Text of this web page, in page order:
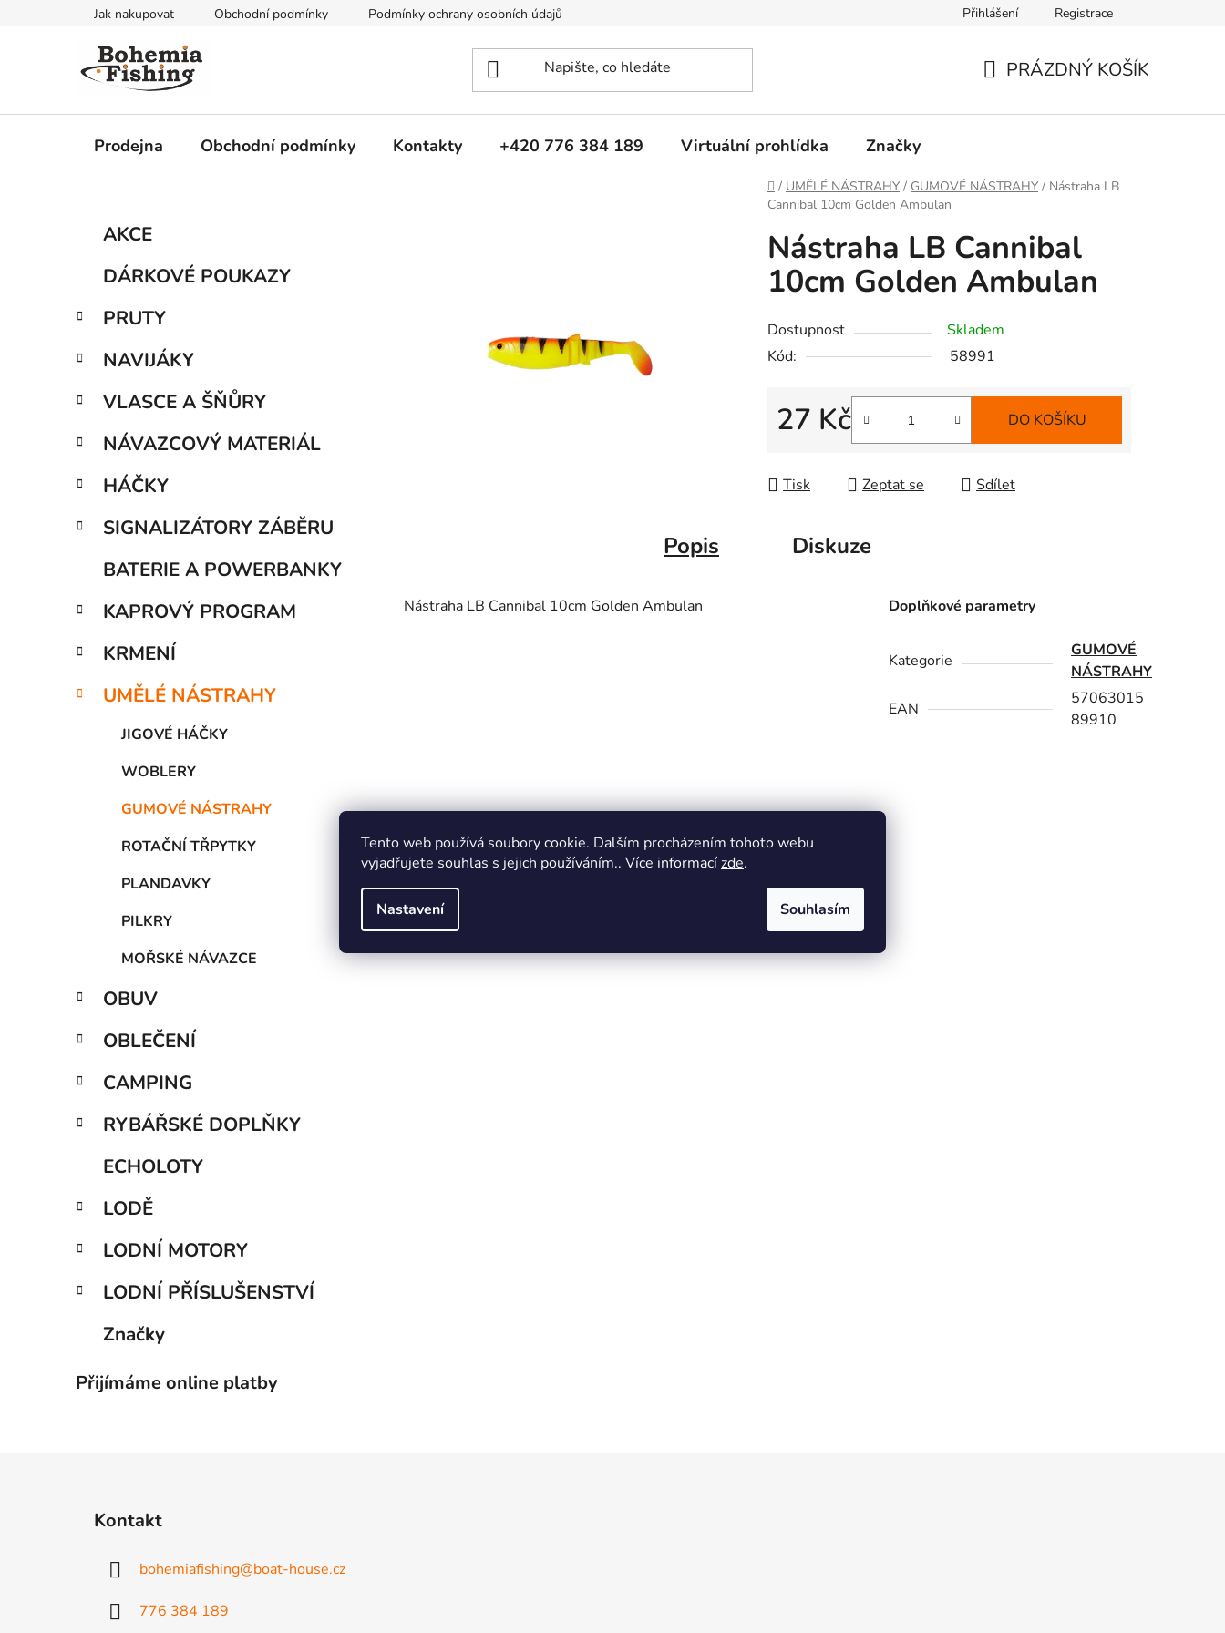
Tento web používá soubory cookie. Dalším procházením tohoto webu
vyjadřujete souhlas s jejich používáním.. Více informacízde.
Nastavení Souhlasím
Jak nakupovat Obchodní podmínky Podmínky ochrany osobních údajů Přihlášení Registrace
PRÁZDNÝ KOŠÍK
Prodejna Obchodní podmínky Kontakty +420 776 384 189 Virtuální prohlídka Značky
Domů
/ UMĚLÉ NÁSTRAHY / GUMOVÉ NÁSTRAHY / Nástraha LB
Cannibal 10cm Golden Ambulan
r
n
n
í
p
n
l
Přeskočit
kategorie
o
i
AKCE
DÁRKOVÉ POUKAZY
PRUTY
NAVIJÁKY
VLASCE A ŠŇŮRY
NÁVAZCOVÝ MATERIÁL
HÁČKY
SIGNALIZÁTORY ZÁBĚRU
BATERIE A POWERBANKY
KAPROVÝ PROGRAM
KRMENÍ
UMĚLÉ NÁSTRAHY
JIGOVÉ HÁČKY
WOBLERY
GUMOVÉ NÁSTRAHY
ROTAČNÍ TŘPYTKY
PLANDAVKY
PILKRY
MOŘSKÉ NÁVAZCE
OBUV
OBLEČENÍ
CAMPING
RYBÁŘSKÉ DOPLŇKY
ECHOLOTY
LODĚ
LODNÍ MOTORY
LODNÍ PŘÍSLUŠENSTVÍ
Značky
Přijímáme online platby
Nástraha LB Cannibal
10cm Golden Ambulan
Dostupnost
Skladem
Kód:
58991
27 Kč
Měrná cena:
DO KOŠÍKU
Tisk Zeptat se Sdílet
Popis Diskuze
Nástraha LB Cannibal 10cm Golden Ambulan Doplňkové parametry
Kategorie
GUMOVÉ
NÁSTRAHY
EAN
57063015
89910
Kontakt
bohemiafishing@boat-house.cz
776 384 189